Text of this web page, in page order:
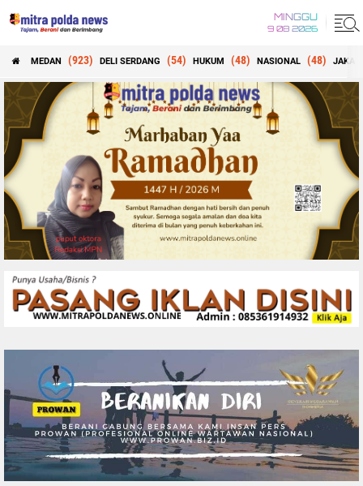
MINGGU
9 08 2026
MEDAN (923) DELI SERDANG (54) HUKUM (48) NASIONAL (48)